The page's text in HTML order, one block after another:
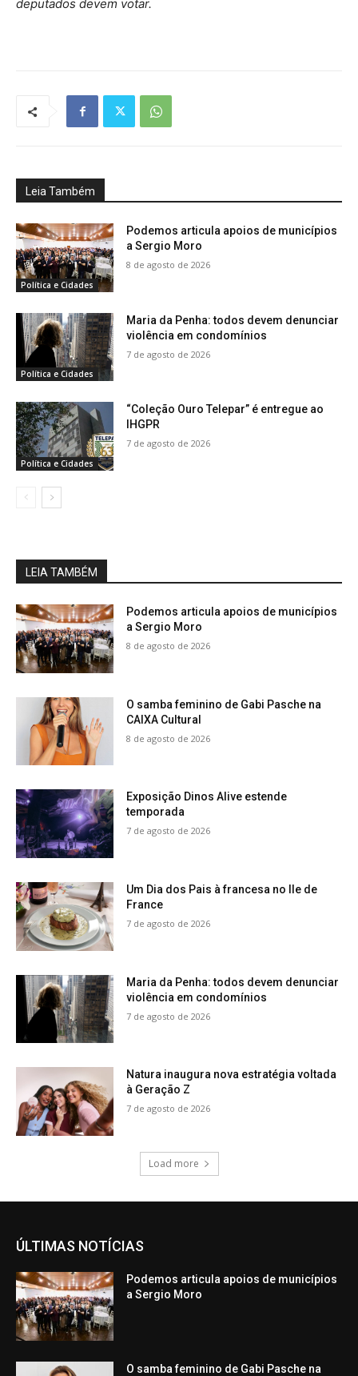
deputados devem votar.
Leia Também
Política e Cidades
Podemos articula apoios de municípios
a Sergio Moro
8 de agosto de 2026
Política e Cidades
Maria da Penha: todos devem denunciar
violência em condomínios
7 de agosto de 2026
Política e Cidades
“Coleção Ouro Telepar” é entregue ao
IHGPR
7 de agosto de 2026
LEIA TAMBÉM
Podemos articula apoios de municípios
a Sergio Moro
8 de agosto de 2026
O samba feminino de Gabi Pasche na
CAIXA Cultural
8 de agosto de 2026
Exposição Dinos Alive estende
temporada
7 de agosto de 2026
Um Dia dos Pais à francesa no Ile de
France
7 de agosto de 2026
Maria da Penha: todos devem denunciar
violência em condomínios
7 de agosto de 2026
Natura inaugura nova estratégia voltada
à Geração Z
7 de agosto de 2026
Load more
ÚLTIMAS NOTÍCIAS
Podemos articula apoios de municípios
a Sergio Moro
O samba feminino de Gabi Pasche na